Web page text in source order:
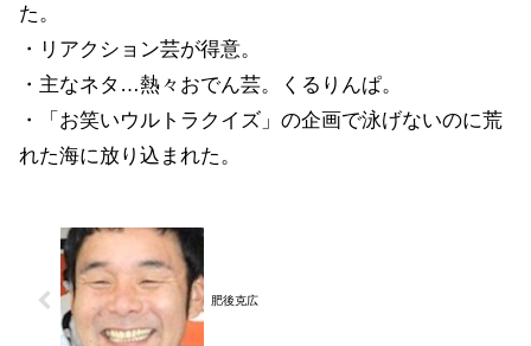
た。
・リアクション芸が得意。
・主なネタ…熱々おでん芸。くるりんぱ。
・「お笑いウルトラクイズ」の企画で泳げないのに荒
れた海に放り込まれた。
肥後克広